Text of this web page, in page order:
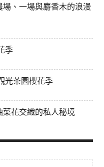
、一場與麝香木的浪漫
季
光茶園櫻花季
花交織的私人秘境